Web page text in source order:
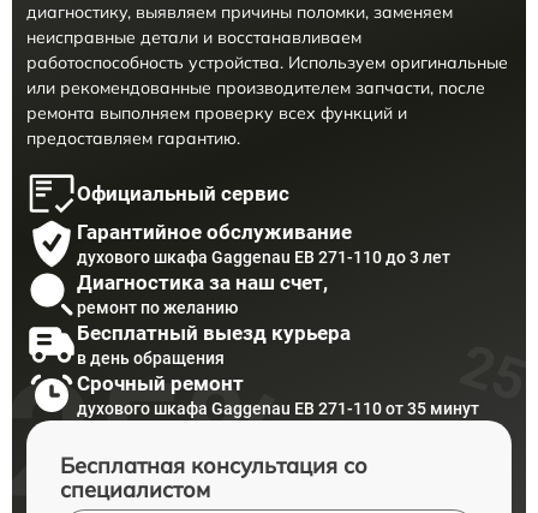
диагностику, выявляем причины поломки, заменяем
неисправные детали и восстанавливаем
работоспособность устройства. Используем оригинальные
или рекомендованные производителем запчасти, после
ремонта выполняем проверку всех функций и
предоставляем гарантию.
Официальный сервис
Гарантийное обслуживание
духового шкафа Gaggenau EB 271-110 до 3 лет
Диагностика за наш счет,
ремонт по желанию
Бесплатный выезд курьера
в день обращения
Срочный ремонт
духового шкафа Gaggenau EB 271-110 от 35 минут
Бесплатная консультация со
специалистом